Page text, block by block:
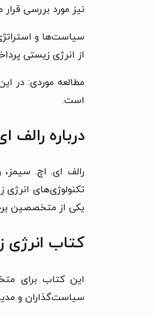
نیز مورد بررسی
سیاست‌ها و
از انرژی زیستی
مطالعه موردی: در
است.
درباره
رالف ای. اچ. سیمز،
تکنولوژی‌های
یکی از متخصصین
کتاب
این کتاب برای
سیاست‌گذاران و